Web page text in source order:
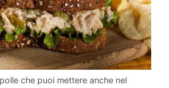
che puoi mettere anche nel